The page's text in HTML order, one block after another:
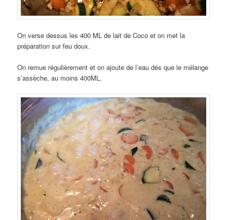
On verse dessus les 400 ML de lait de Coco et on met la
préparation sur feu doux.
On remue régulièrement et on ajoute de l’eau dés que le mélange
s’assèche, au moins 400ML.